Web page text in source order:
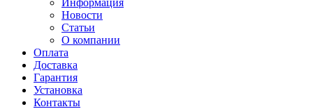
Информация
Новости
Статьи
О компании
Оплата
Доставка
Гарантия
Установка
Контакты